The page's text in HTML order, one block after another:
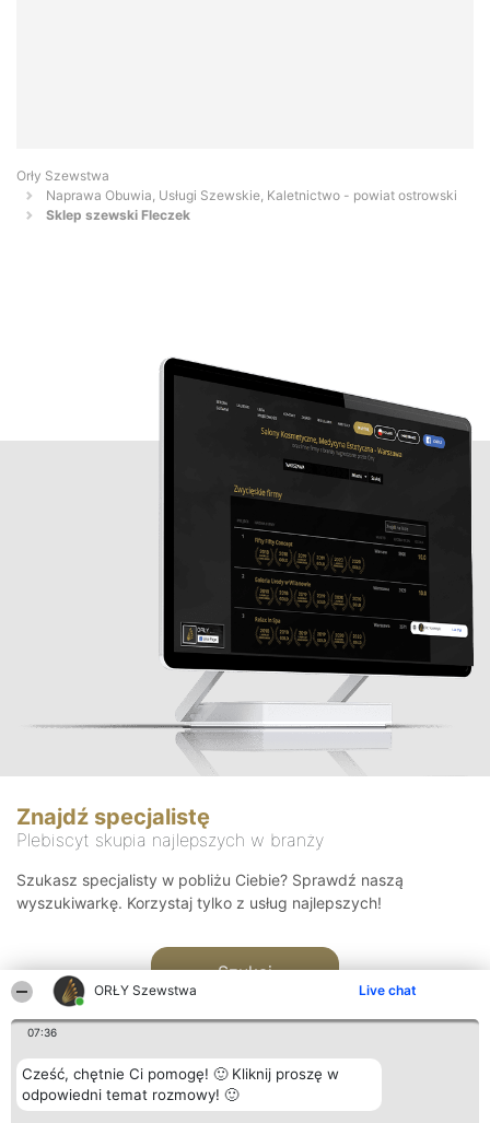
ORŁY Szewstwa Live chat
07:36
Cześć, chętnie Ci pomogę! 🙂 Kliknij proszę w
odpowiedni temat rozmowy! 🙂
Orły Szewstwa
Naprawa Obuwia, Usługi Szewskie, Kaletnictwo - powiat ostrowski
Sklep szewski Fleczek
Znajdź specjalistę
Plebiscyt skupia najlepszych w branży
Szukasz specjalisty w pobliżu Ciebie? Sprawdź naszą
wyszukiwarkę. Korzystaj tylko z usług najlepszych!
Szukaj